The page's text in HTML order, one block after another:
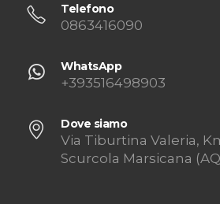
Telefono
0863416090
WhatsApp
+393516498903
Dove siamo
Via Tiburtina Valeria,
Scurcola Marsicana